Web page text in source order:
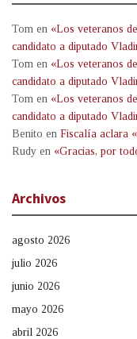
Tom en «Los veteranos
candidato a diputado
Tom en «Los veteranos
candidato a diputado
Tom en «Los veteranos
candidato a diputado
Benito en Fiscalía aclara
Rudy en «Gracias, por
Archivos
agosto 2026
julio 2026
junio 2026
mayo 2026
abril 2026